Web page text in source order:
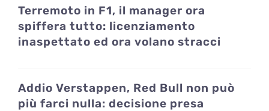
Terremoto in F1, il manager ora
spiffera tutto: licenziamento
inaspettato ed ora volano stracci
Addio Verstappen, Red Bull non può
più farci nulla: decisione presa